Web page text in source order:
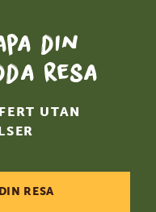
din
resa
UTAN
RESA